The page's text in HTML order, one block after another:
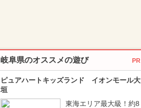
岐阜県のオススメの遊び PR
ピュアハートキッズランド イオンモール大
垣
東海エリア最大級！約8